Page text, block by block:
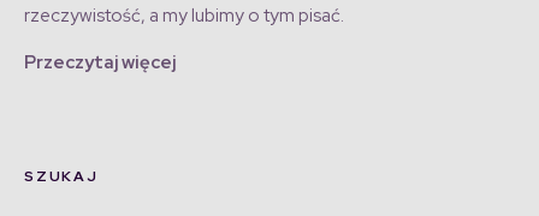
rzeczywistość, a my lubimy o tym pisać.
Przeczytaj więcej
SZUKAJ